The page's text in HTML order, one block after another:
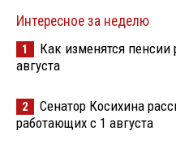
Интересное за неделю
1
Как изменятся пенсии
августа
2
Сенатор Косихина
работающих с 1 августа